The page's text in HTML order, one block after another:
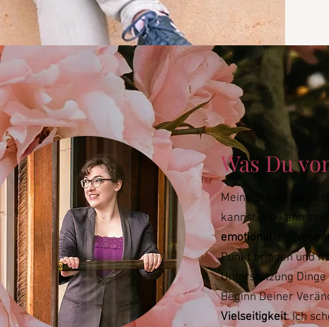
Was Du
Meine Stärke ist es
kannst. Ich kann
emotional
die
Punkt bringen und
Unterstützung
Beginn Deiner
Vielseitigkeit: Ich